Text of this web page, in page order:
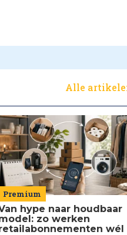
Alle
Premium
hype naar houdbaar
zo werken
wél